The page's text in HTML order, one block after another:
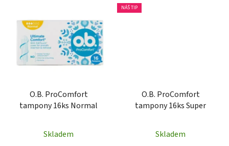
O.B. ProComfort
tampony 16ks Normal
Skladem
NÁŠ TIP
O.B. ProComfort
tampony 16ks Super
Skladem